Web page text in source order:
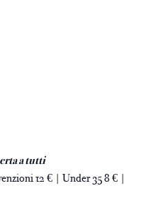
a tutti
12 € | Under 35 8 € |